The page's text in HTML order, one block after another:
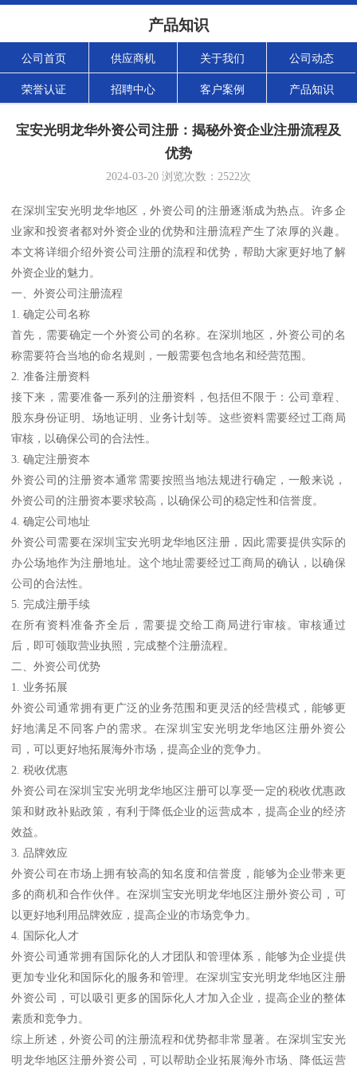
产品知识
公司首页 供应商机 关于我们 公司动态
荣誉认证 招聘中心 客户案例 产品知识
宝安光明龙华外资公司注册：揭秘外资企业注册流程及
优势
2024-03-20 浏览次数： 2522次
在深圳宝安光明龙华地区，外资公司的注册逐渐成为热点。许多企
业家和投资者都对外资企业的优势和注册流程产生了浓厚的兴趣。
本文将详细介绍外资公司注册的流程和优势，帮助大家更好地了解
外资企业的魅力。
一、外资公司注册流程
1. 确定公司名称
首先，需要确定一个外资公司的名称。在深圳地区，外资公司的名
称需要符合当地的命名规则，一般需要包含地名和经营范围。
2. 准备注册资料
接下来，需要准备一系列的注册资料，包括但不限于：公司章程、
股东身份证明、场地证明、业务计划等。这些资料需要经过工商局
审核，以确保公司的合法性。
3. 确定注册资本
外资公司的注册资本通常需要按照当地法规进行确定，一般来说，
外资公司的注册资本要求较高，以确保公司的稳定性和信誉度。
4. 确定公司地址
外资公司需要在深圳宝安光明龙华地区注册，因此需要提供实际的
办公场地作为注册地址。这个地址需要经过工商局的确认，以确保
公司的合法性。
5. 完成注册手续
在所有资料准备齐全后，需要提交给工商局进行审核。审核通过
后，即可领取营业执照，完成整个注册流程。
二、外资公司优势
1. 业务拓展
外资公司通常拥有更广泛的业务范围和更灵活的经营模式，能够更
好地满足不同客户的需求。在深圳宝安光明龙华地区注册外资公
司，可以更好地拓展海外市场，提高企业的竞争力。
2. 税收优惠
外资公司在深圳宝安光明龙华地区注册可以享受一定的税收优惠政
策和财政补贴政策，有利于降低企业的运营成本，提高企业的经济
效益。
3. 品牌效应
外资公司在市场上拥有较高的知名度和信誉度，能够为企业带来更
多的商机和合作伙伴。在深圳宝安光明龙华地区注册外资公司，可
以更好地利用品牌效应，提高企业的市场竞争力。
4. 国际化人才
外资公司通常拥有国际化的人才团队和管理体系，能够为企业提供
更加专业化和国际化的服务和管理。在深圳宝安光明龙华地区注册
外资公司，可以吸引更多的国际化人才加入企业，提高企业的整体
素质和竞争力。
综上所述，外资公司的注册流程和优势都非常显著。在深圳宝安光
明龙华地区注册外资公司，可以帮助企业拓展海外市场、降低运营